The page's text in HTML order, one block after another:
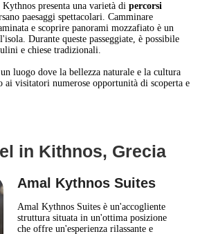
presenta una varietà di percorsi
paesaggi spettacolari. Camminare
e scoprire panorami mozzafiato è un
Durante queste passeggiate, è possibile
e chiese tradizionali.
luogo dove la bellezza naturale e la cultura
ai visitatori numerose opportunità di scoperta e
in Kithnos, Grecia
Amal Kythnos Suites
Amal Kythnos Suites è un'accogliente
struttura situata in un'ottima posizione
che offre un'esperienza rilassante e